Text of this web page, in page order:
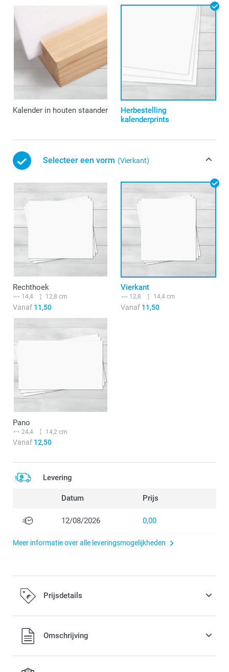
Kalender in houten staander
Herbestelling
kalenderprints
Selecteer een vorm (Vierkant)
Rechthoek
14,4 12,8 cm
Vanaf 11,50
Vierkant
12,8 14,4 cm
Vanaf11,50
Pano
24,4 14,2 cm
Vanaf 12,50
Levering
Datum Prijs
12/08/2026 0,00
Meer informatie over alle leveringsmogelijkheden
Prijsdetails
Alle prijzen zijn inclusief BTW
Omschrijving